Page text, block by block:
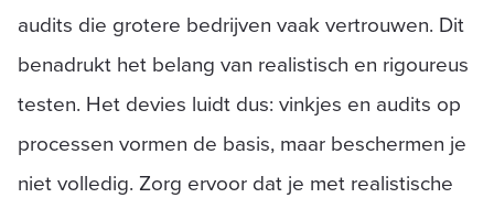
audits die grotere bedrijven vaak vertrouwen. Dit
benadrukt het belang van realistisch en rigoureus
testen. Het devies luidt dus: vinkjes en audits op
processen vormen de basis, maar beschermen je
niet volledig. Zorg ervoor dat je met realistische